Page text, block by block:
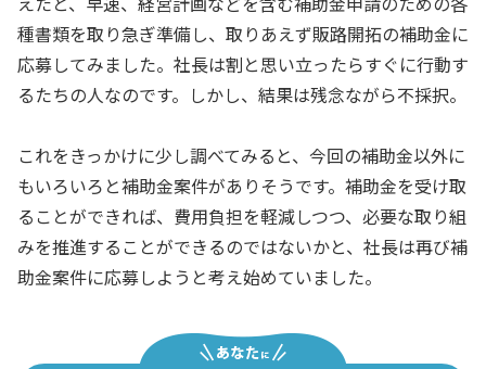
種書類を取り急ぎ準備し、取りあえず販路開拓の補助金に
応募してみました。社長は割と思い立ったらすぐに行動す
るたちの人なのです。しかし、結果は残念ながら不採択。
これをきっかけに少し調べてみると、今回の補助金以外に
もいろいろと補助金案件がありそうです。補助金を受け取
ることができれば、費用負担を軽減しつつ、必要な取り組
みを推進することができるのではないかと、社長は再び補
助金案件に応募しようと考え始めていました。